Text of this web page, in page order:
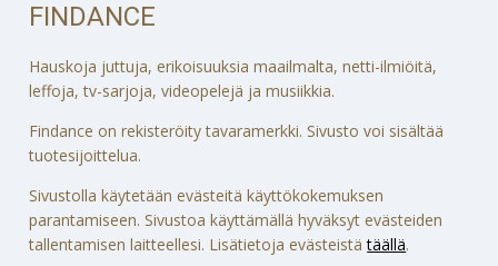
FINDANCE
Hauskoja juttuja, erikoisuuksia maailmalta, netti-ilmiöitä,
leffoja, tv-sarjoja, videopelejä ja musiikkia.
Findance on rekisteröity tavaramerkki. Sivusto voi sisältää
tuotesijoittelua.
Sivustolla käytetään evästeitä käyttökokemuksen
parantamiseen. Sivustoa käyttämällä hyväksyt evästeiden
tallentamisen laitteellesi. Lisätietoja evästeistätäällä.